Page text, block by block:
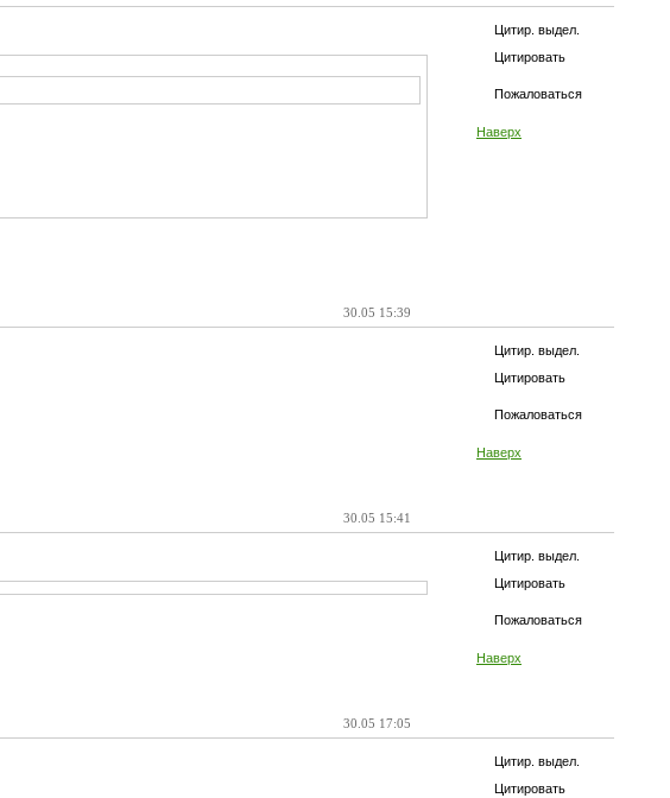
Цитир. выдел.
Цитировать
Пожаловаться
Наверх
30.05 15:39
Цитир. выдел.
Цитировать
Пожаловаться
Наверх
30.05 15:41
Цитир. выдел.
Цитировать
Пожаловаться
Наверх
30.05 17:05
Цитир. выдел.
Цитировать